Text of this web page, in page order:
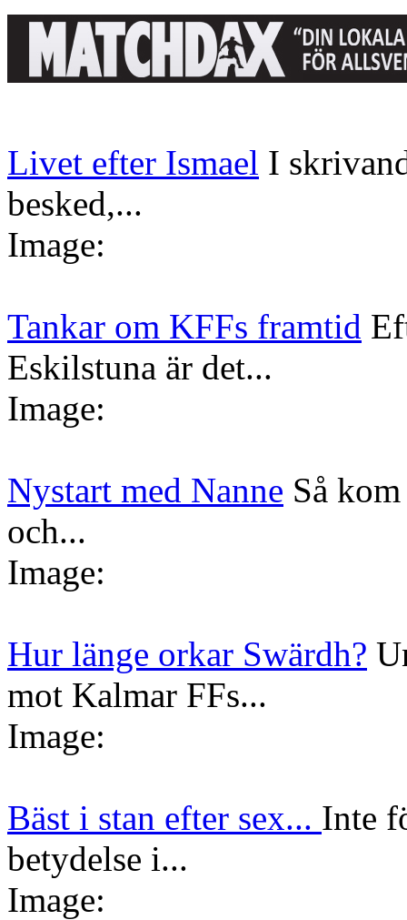
Livet efter Ismael I
besked,...
Image:
Tankar om KFFs framtid
Eskilstuna är det...
Image:
Nystart med Nanne Så
och...
Image:
Hur länge orkar Swärdh?
mot Kalmar FFs...
Image:
Bäst i stan efter sex... Inte
betydelse i...
Image: